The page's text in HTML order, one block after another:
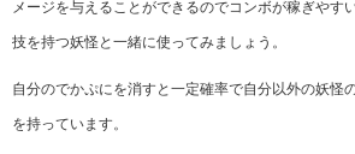
メージを与えることができるのでコンボが稼ぎやす
技を持つ妖怪と一緒に使ってみましょう。
自分のでかぷにを消すと一定確率で自分以外の妖怪
を持っています。